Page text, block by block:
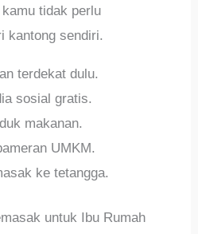
tidak perlu
kantong sendiri.
terdekat dulu.
sosial gratis.
makanan.
UMKM.
ke tetangga.
untuk Ibu Rumah